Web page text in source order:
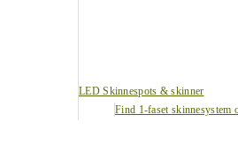
LED Skinnespots & skinner
Find 1-faset skinnesystem